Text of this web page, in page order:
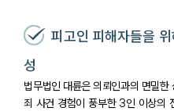
피고인 피해자들을
성
법무법인 대륜은 의뢰인과의 면밀
죄 사건 경험이 풍부한 3인 이상의